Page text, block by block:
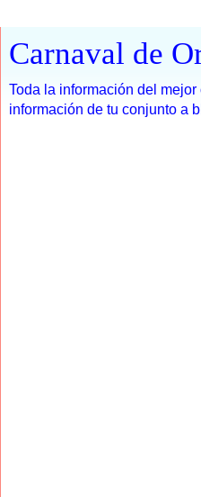
Carnaval de
Toda la información del
información de tu conjunto a